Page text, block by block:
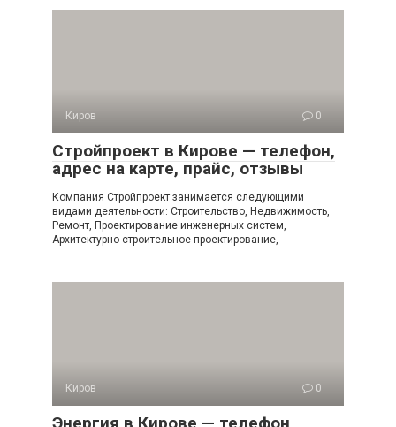
Киров 0
Стройпроект в Кирове — телефон,
адрес на карте, прайс, отзывы
Компания Стройпроект занимается следующими
видами деятельности: Строительство, Недвижимость,
Ремонт, Проектирование инженерных систем,
Архитектурно-строительное проектирование,
Киров 0